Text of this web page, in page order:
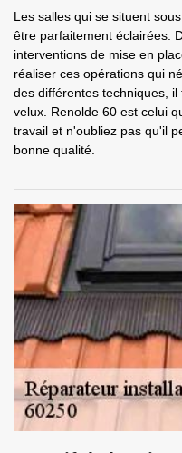
Les salles qui se situent
être parfaitement éclairées.
interventions de mise en
réaliser ces opérations qui
des différentes techniques,
velux. Renolde 60 est celui
travail et n'oubliez pas qu'il
bonne qualité.